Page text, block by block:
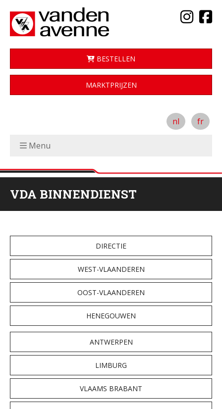
BESTELLEN
MARKTPRIJZEN
nl fr
Menu
VDA BINNENDIENST
DIRECTIE
WEST-VLAANDEREN
OOST-VLAANDEREN
HENEGOUWEN
ANTWERPEN
LIMBURG
VLAAMS BRABANT